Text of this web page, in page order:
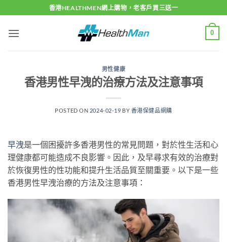
to
content
香港HEALTHMEN網上購物，老客戶買三送一
0
男性健康
香港男性早洩的治療方法及注意事項
POSTED ON 2024-02-19 BY 香港保健品網購
早洩是一個困擾許多香港男性的常見問題，對於性生活和心
理健康都可能造成不良影響。因此，及早尋求有效的治療對
於恢復男性的性功能和提升生活品質至關重要。以下是一些
香港男性早洩治療的方法及注意事項：